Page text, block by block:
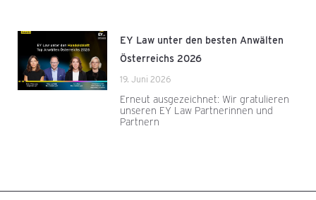
EY Law unter den besten Anwälten
Österreichs 2026
19. Juni 2026
Erneut ausgezeichnet: Wir gratulieren
unseren EY Law Partnerinnen und
Partnern